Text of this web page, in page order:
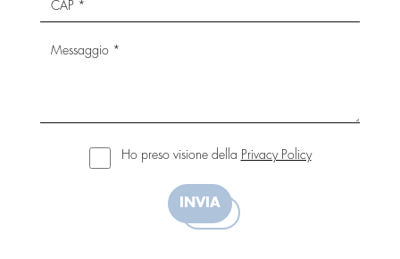
Ho preso visione della Privacy Policy
INVIA